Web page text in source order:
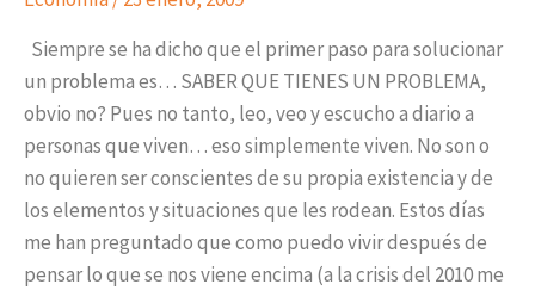
Siempre se ha dicho que el primer paso para solucionar
un problema es… SABER QUE TIENES UN PROBLEMA,
obvio no? Pues no tanto, leo, veo y escucho a diario a
personas que viven… eso simplemente viven. No son o
no quieren ser conscientes de su propia existencia y de
los elementos y situaciones que les rodean. Estos días
me han preguntado que como puedo vivir después de
pensar lo que se nos viene encima (a la crisis del 2010 me